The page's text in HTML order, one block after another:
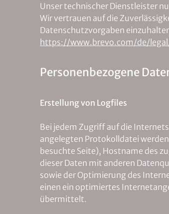
Unser technischer Dienstleister
Wir vertrauen auf die
Datenschutzvorgaben
https://www.brevo.com/de/
Personenbezogene
Erstellung von Logfiles
Bei jedem Zugriff auf die
angelegten Protokolldatei
besuchte Seite), Hostname des
dieser Daten mit anderen
sowie der Optimierung des
einen ein optimiertes
übermittelt.